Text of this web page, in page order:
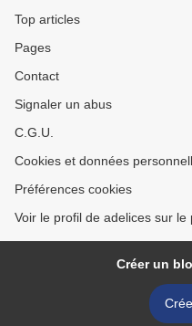
Top articles
Pages
Contact
Signaler un abus
C.G.U.
Cookies et données
Préférences cookies
Voir le profil de adelices sur le
Créer un